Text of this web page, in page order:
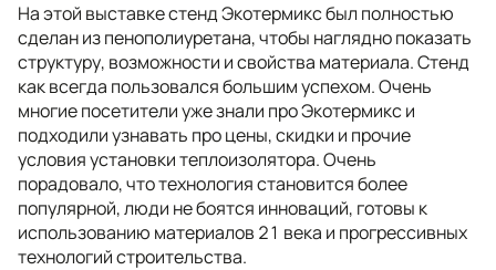
На этой выставке стенд Экотермикс был полностью
сделан из пенополиуретана, чтобы наглядно показать
структуру, возможности и свойства материала. Стенд
как всегда пользовался большим успехом. Очень
многие посетители уже знали про Экотермикс и
подходили узнавать про цены, скидки и прочие
условия установки теплоизолятора. Очень
порадовало, что технология становится более
популярной, люди не боятся инноваций, готовы к
использованию материалов 21 века и прогрессивных
технологий строительства.